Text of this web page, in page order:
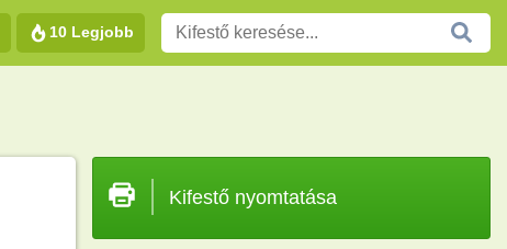
10 Legjobb
Kifestő nyomtatása